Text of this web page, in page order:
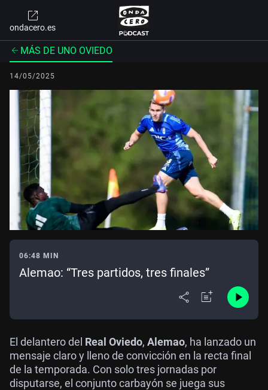
ondacero.es
MÁS DE UNO OVIEDO
14/05/2025
06:48 MIN
Alemao: “Tres partidos, tres finales”
El delantero del Real Oviedo, Alemao, ha lanzado un
mensaje claro y lleno de convicción en la recta final
de la temporada. Con solo tres jornadas por
disputarse, el conjunto carbayón se juega sus